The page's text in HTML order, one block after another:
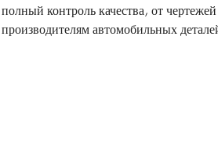
полный контроль качества, от
производителям автомобильных